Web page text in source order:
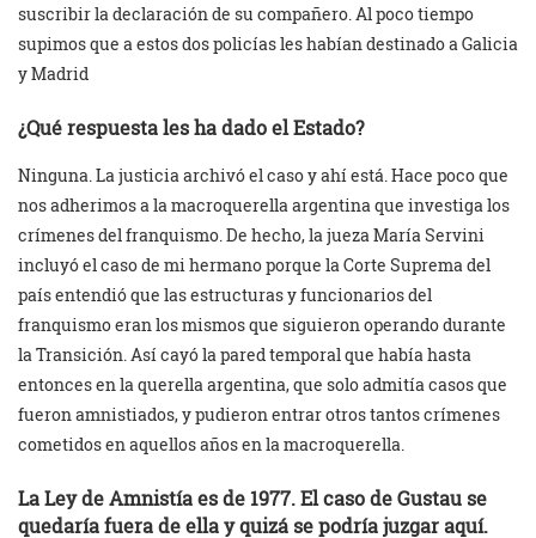
suscribir la declaración de su compañero. Al poco tiempo
supimos que a estos dos policías les habían destinado a Galicia
y Madrid
¿Qué respuesta les ha dado el Estado?
Ninguna. La justicia archivó el caso y ahí está. Hace poco que
nos adherimos a la macroquerella argentina que investiga los
crímenes del franquismo. De hecho, la jueza María Servini
incluyó el caso de mi hermano porque la Corte Suprema del
país entendió que las estructuras y funcionarios del
franquismo eran los mismos que siguieron operando durante
la Transición. Así cayó la pared temporal que había hasta
entonces en la querella argentina, que solo admitía casos que
fueron amnistiados, y pudieron entrar otros tantos crímenes
cometidos en aquellos años en la macroquerella.
La Ley de Amnistía es de 1977. El caso de Gustau se
quedaría fuera de ella y quizá se podría juzgar aquí.